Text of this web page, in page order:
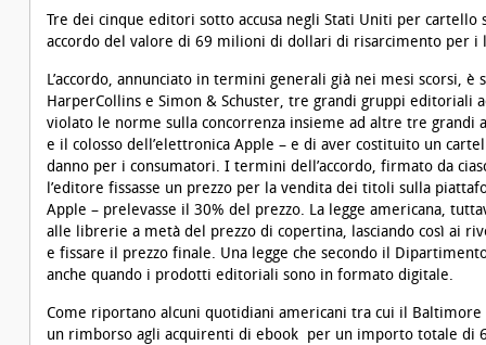
Tre dei cinque editori sotto accusa negli Stati Uniti per cartello
accordo del valore di 69 milioni di dollari di risarcimento per i
L’accordo, annunciato in termini generali già nei mesi scorsi,
HarperCollins e Simon & Schuster, tre grandi gruppi editoriali
violato le norme sulla concorrenza insieme ad altre tre grandi
e il colosso dell’elettronica Apple – e di aver costituito un
danno per i consumatori. I termini dell’accordo, firmato da
l’editore fissasse un prezzo per la vendita dei titoli sulla
Apple – prelevasse il 30% del prezzo. La legge americana,
alle librerie a metà del prezzo di copertina, lasciando così ai
e fissare il prezzo finale. Una legge che secondo il
anche quando i prodotti editoriali sono in formato digitale.
Come riportano alcuni quotidiani americani tra cui il Baltimore
un rimborso agli acquirenti di ebook per un importo totale di